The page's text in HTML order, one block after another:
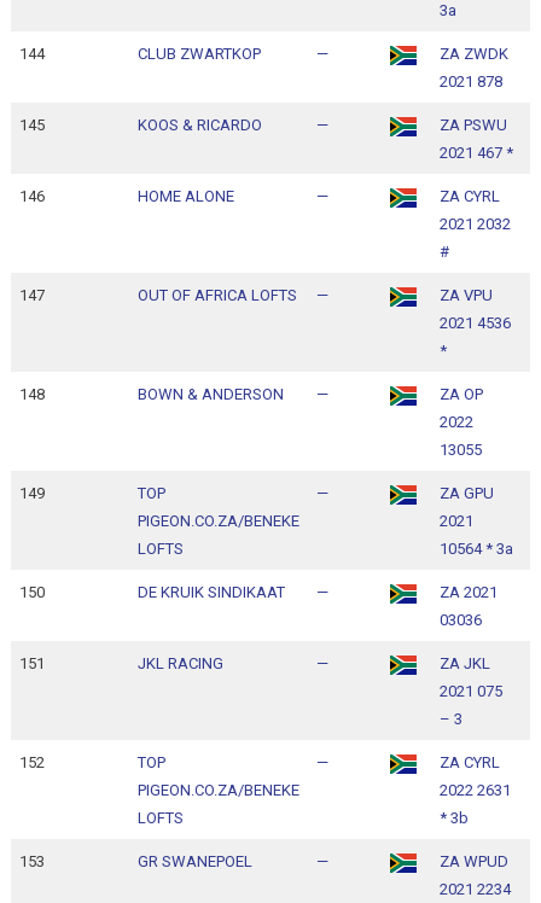
3a
144 CLUB ZWARTKOP —
ZA ZWDK
2021 878
145 KOOS & RICARDO —
ZA PSWU
2021 467 *
146 HOME ALONE —
ZA CYRL
2021 2032
#
147 OUT OF AFRICA LOFTS —
ZA VPU
2021 4536
*
148 BOWN & ANDERSON —
ZA OP
2022
13055
149
TOP
PIGEON.CO.ZA/BENEKE
LOFTS
—
ZA GPU
2021
10564 * 3a
150 DE KRUIK SINDIKAAT —
ZA 2021
03036
151 JKL RACING —
ZA JKL
2021 075
– 3
152
TOP
PIGEON.CO.ZA/BENEKE
LOFTS
—
ZA CYRL
2022 2631
* 3b
153 GR SWANEPOEL —
ZA WPUD
2021 2234